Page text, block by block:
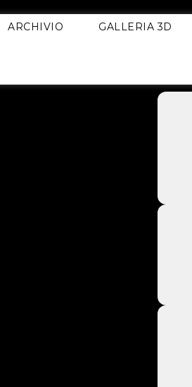
ARCHIVIO GALLERIA 3D